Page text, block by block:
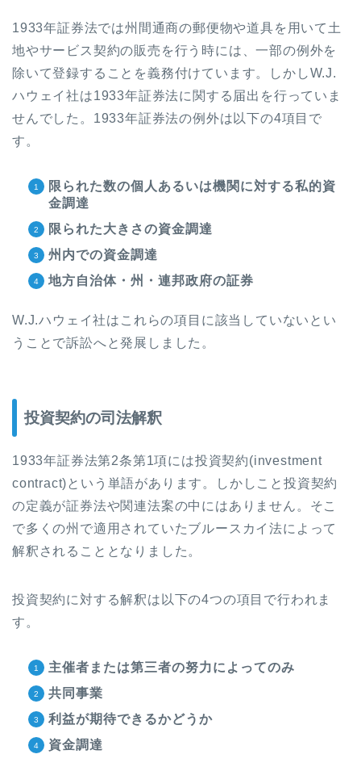
1933年証券法では州間通商の郵便物や道具を用いて土
地やサービス契約の販売を行う時には、一部の例外を
除いて登録することを義務付けています。しかしW.J.
ハウェイ社は1933年証券法に関する届出を行っていま
せんでした。 1933年証券法の例外は以下の4項目で
す。
限られた数の個人あるいは機関に対する私的資
金調達
限られた大きさの資金調達
州内での資金調達
地方自治体・州・連邦政府の証券
W.J.ハウェイ社はこれらの項目に該当していないとい
うことで訴訟へと発展しました。
投資契約の司法解釈
1933年証券法第2条第1項には投資契約(investment
contract) という単語があります。しかしこと投資契約
の定義が証券法や関連法案の中にはありません。そこ
で多くの州で適用されていたブルースカイ法によって
解釈されることとなりました。
投資契約に対する解釈は以下の4つの項目で行われま
す。
主催者または第三者の努力によってのみ
共同事業
利益が期待できるかどうか
資金調達